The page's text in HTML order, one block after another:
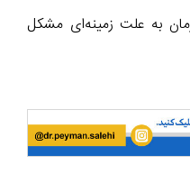
به علت زمینه‌ای مشکل